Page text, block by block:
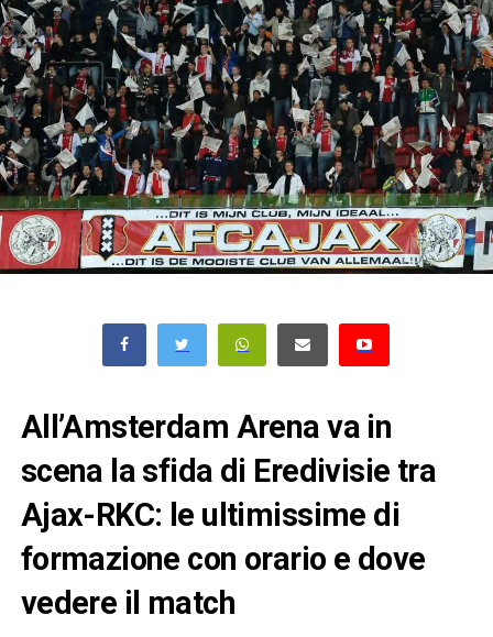
All’Amsterdam Arena va in
scena la sfida di Eredivisie tra
Ajax-RKC: le ultimissime di
formazione con orario e dove
vedere il match